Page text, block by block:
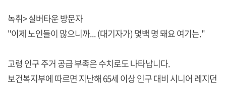
녹취> 실버타운 방문자
"이제 노인들이 많으니까... (대기자가) 몇백 명 돼요 여기는."
고령 인구 주거 공급 부족은 수치로도 나타납니다.
보건복지부에 따르면 지난해 65세 이상 인구 대비 시니어 레지던